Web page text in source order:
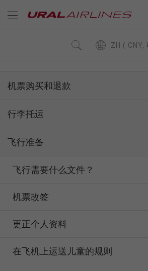
ZH (
机票购买和退款
行李托运
飞行准备
飞行需要什么文件？
机票改签
更正个人资料
在飞机上运送儿童的规则